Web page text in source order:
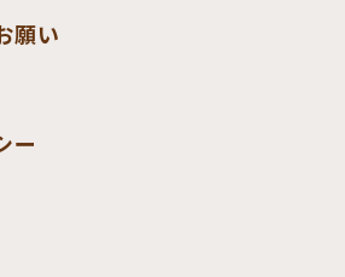
願い
ー